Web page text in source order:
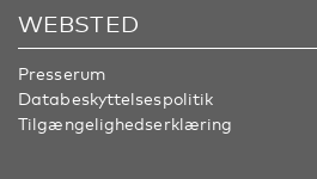
WEBSTED
Presserum
Databeskyttelsespolitik
Tilgængelighedserklæring